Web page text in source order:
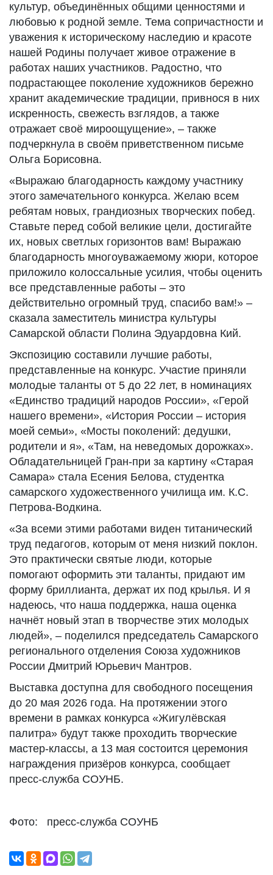
культур, объединённых общими ценностями и
любовью к родной земле. Тема сопричастности и
уважения к историческому наследию и красоте
нашей Родины получает живое отражение в
работах наших участников. Радостно, что
подрастающее поколение художников бережно
хранит академические традиции, привнося в них
искренность, свежесть взглядов, а также
отражает своё мироощущение», – также
подчеркнула в своём приветственном письме
Ольга Борисовна.
«Выражаю благодарность каждому участнику
этого замечательного конкурса. Желаю всем
ребятам новых, грандиозных творческих побед.
Ставьте перед собой великие цели, достигайте
их, новых светлых горизонтов вам! Выражаю
благодарность многоуважаемому жюри, которое
приложило колоссальные усилия, чтобы оценить
все представленные работы – это
действительно огромный труд, спасибо вам!» –
сказала заместитель министра культуры
Самарской области Полина Эдуардовна Кий.
Экспозицию составили лучшие работы,
представленные на конкурс. Участие приняли
молодые таланты от 5 до 22 лет, в номинациях
«Единство традиций народов России», «Герой
нашего времени», «История России – история
моей семьи», «Мосты поколений: дедушки,
родители и я», «Там, на неведомых дорожках».
Обладательницей Гран-при за картину «Старая
Самара» стала Есения Белова, студентка
самарского художественного училища им. К.С.
Петрова-Водкина.
«За всеми этими работами виден титанический
труд педагогов, которым от меня низкий поклон.
Это практически святые люди, которые
помогают оформить эти таланты, придают им
форму бриллианта, держат их под крылья. И я
надеюсь, что наша поддержка, наша оценка
начнёт новый этап в творчестве этих молодых
людей», – поделился председатель Самарского
регионального отделения Союза художников
России Дмитрий Юрьевич Мантров.
Выставка доступна для свободного посещения
до 20 мая 2026 года. На протяжении этого
времени в рамках конкурса «Жигулёвская
палитра» будут также проходить творческие
мастер-классы, а 13 мая состоится церемония
награждения призёров конкурса, сообщает
пресс-служба СОУНБ.
Фото: пресс-служба СОУНБ